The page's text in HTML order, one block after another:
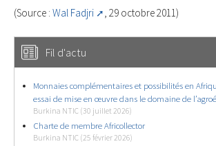
(Source : Wal Fadjri , 29 octobre 2011)
Fil d'actu
Monnaies complémentaires et possibilités en
essai de mise en œuvre dans le domaine de
Burkina NTIC (30 juillet 2026)
Charte de membre Africollector
Burkina NTIC (25 février 2026)